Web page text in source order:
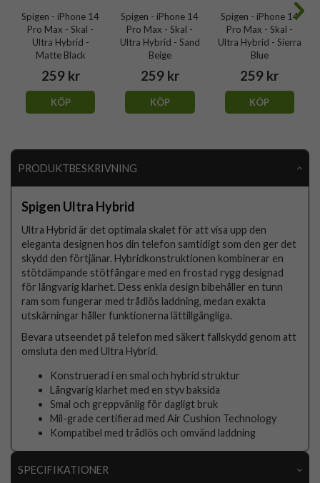
Spigen - iPhone 14
Pro Max - Skal -
Ultra Hybrid -
Matte Black
259 kr
KÖP
Spigen - iPhone 14
Pro Max - Skal -
Ultra Hybrid - Sand
Beige
259 kr
KÖP
Spigen - iPhone 14
Pro Max - Skal -
Ultra Hybrid - Sierra
Blue
259 kr
KÖP
PRODUKTBESKRIVNING
Spigen Ultra Hybrid
Ultra Hybrid är det optimala skalet för att visa upp den
eleganta designen hos din telefon samtidigt som den ger det
skydd den förtjänar. Hybridkonstruktionen kombinerar en
stötdämpande stötfångare med en frostad rygg designad
för långvarig klarhet. Dess enkla design bibehåller en tunn
ram som fungerar med trådlös laddning, medan exakta
utskärningar håller funktionerna lättillgängliga.
Bevara utseendet på telefon med säkert fallskydd genom att
omsluta den med Ultra Hybrid.
Konstruerad i en smal och hybrid struktur
Långvarig klarhet med en styv baksida
Smal och greppvänlig för dagligt bruk
Mil-grade certifierad med Air Cushion Technology
Kompatibel med trådlös och omvänd laddning
SPECIFIKATIONER